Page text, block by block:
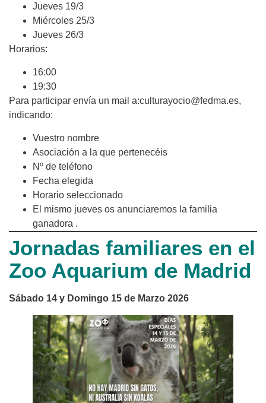
Jueves 19/3
Miércoles 25/3
Jueves 26/3
Horarios:
16:00
19:30
Para participar envía un mail a:culturayocio@fedma.es,
indicando:
Vuestro nombre
Asociación a la que pertenecéis
Nº de teléfono
Fecha elegida
Horario seleccionado
El mismo jueves os anunciaremos la familia
ganadora .
Jornadas familiares en el
Zoo Aquarium de Madrid
Sábado 14 y Domingo 15 de Marzo 2026